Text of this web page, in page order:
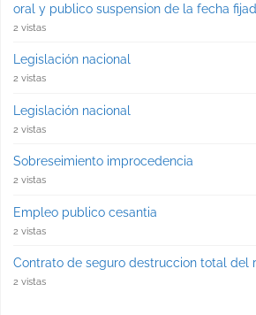
oral y publico suspension de la fecha
2 vistas
Legislación nacional
2 vistas
Legislación nacional
2 vistas
Sobreseimiento improcedencia
2 vistas
Empleo publico cesantia
2 vistas
Contrato de seguro destruccion total del
2 vistas